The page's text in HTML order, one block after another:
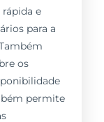
e
para a
os
permite